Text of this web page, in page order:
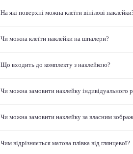
На які поверхні можна клеїти вінілові
Чи можна клеїти наклейки на шпалери?
Що входить до комплекту з наклейкою?
Чи можна замовити наклейку індивідуального
Чи можна замовити наклейку за власним
Чим відрізняється матова плівка від глянцевої?